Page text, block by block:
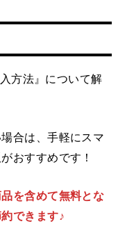
方法』について解
合は、手軽にスマ
おすすめです！
を含めて無料とな
できます♪